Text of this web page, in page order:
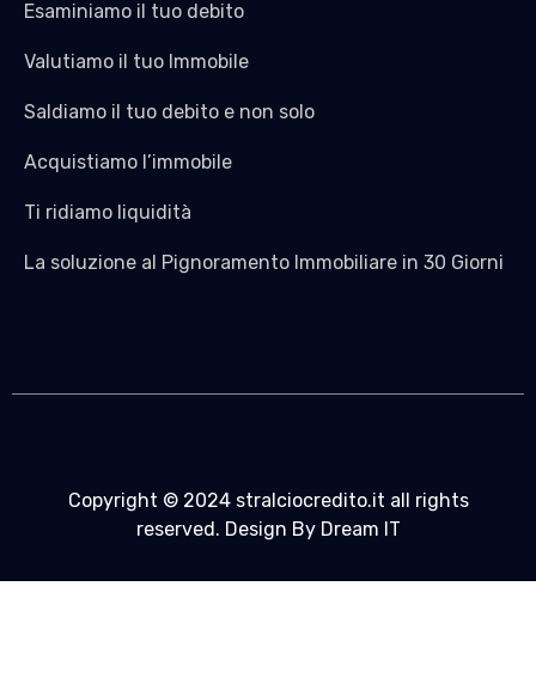
Esaminiamo il tuo debito
Valutiamo il tuo Immobile
Saldiamo il tuo debito e non solo
Acquistiamo l’immobile
Ti ridiamo liquidità
La soluzione al Pignoramento Immobiliare in 30 Giorni
Copyright © 2024 stralciocredito.it all rights
reserved. Design By Dream IT